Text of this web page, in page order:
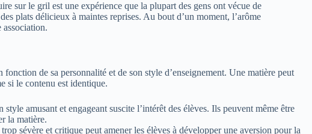
sur le gril est une expérience que la plupart des gens ont vécue de
plats délicieux à maintes reprises. Au bout d’un moment, l’arôme
association.
de sa personnalité et de son style d’enseignement. Une matière peut
si le contenu est identique.
style amusant et engageant suscite l’intérêt des élèves. Ils peuvent même être
la matière.
sévère et critique peut amener les élèves à développer une aversion pour la